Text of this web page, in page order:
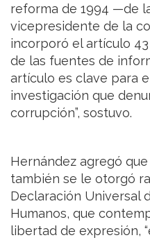
reforma de 1994 —de
vicepresidente de la
incorporó el artículo
de las fuentes de
artículo es clave para
investigación que
corrupción”, sostuvo.
Hernández agregó
también se le otorgó
Declaración Universal
Humanos, que
libertad de expresión,